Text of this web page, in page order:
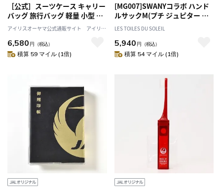
［公式］スーツケース キャリー
バッグ 旅行バッグ 軽量 小型 旅
行 海外旅行 旅行用品 ダブルキ
ャスター TSAロック KD-SCK S
サイズ 40L ブラック マッド KD-
SCK アイリスオーヤマ
アイリスオーヤマ公式通販サイト アイリス
6,580 円 （税込）
積算 59 マイル (1倍)
[MG007]SWANYコラボ ハンド
ルサックM(プチ ジュピター マ
リン トープ/PETIT JUPITER
Marine Taupe) スワニー キャリ
ーオンバッグ ボストン パッカ
ブル 折り畳み たためる エコバ
LES TOILES DU SOLEIL
5,940 円 （税込）
積算 54 マイル (1倍)